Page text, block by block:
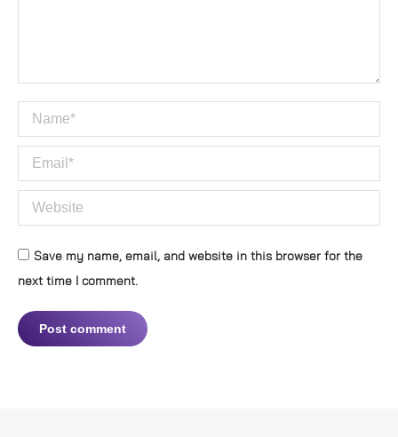
Name *
Email *
Website
Save my name, email, and website in this browser for the
next time I comment.
Post comment